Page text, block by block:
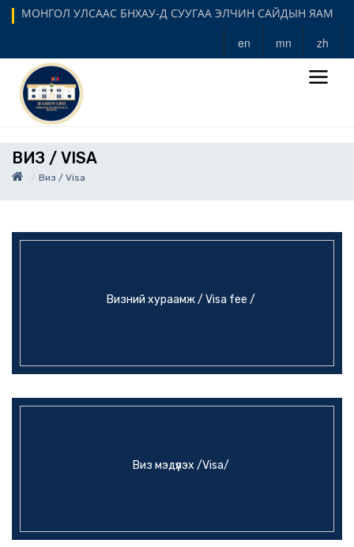
МОНГОЛ УЛСААС БНХАУ-Д СУУГАА ЭЛЧИН САЙДЫН ЯАМ
en mn zh
ВИЗ / VISA
Виз / Visa
Визний хураамж / Visa fee /
Виз мэдүүлэх /Visa/